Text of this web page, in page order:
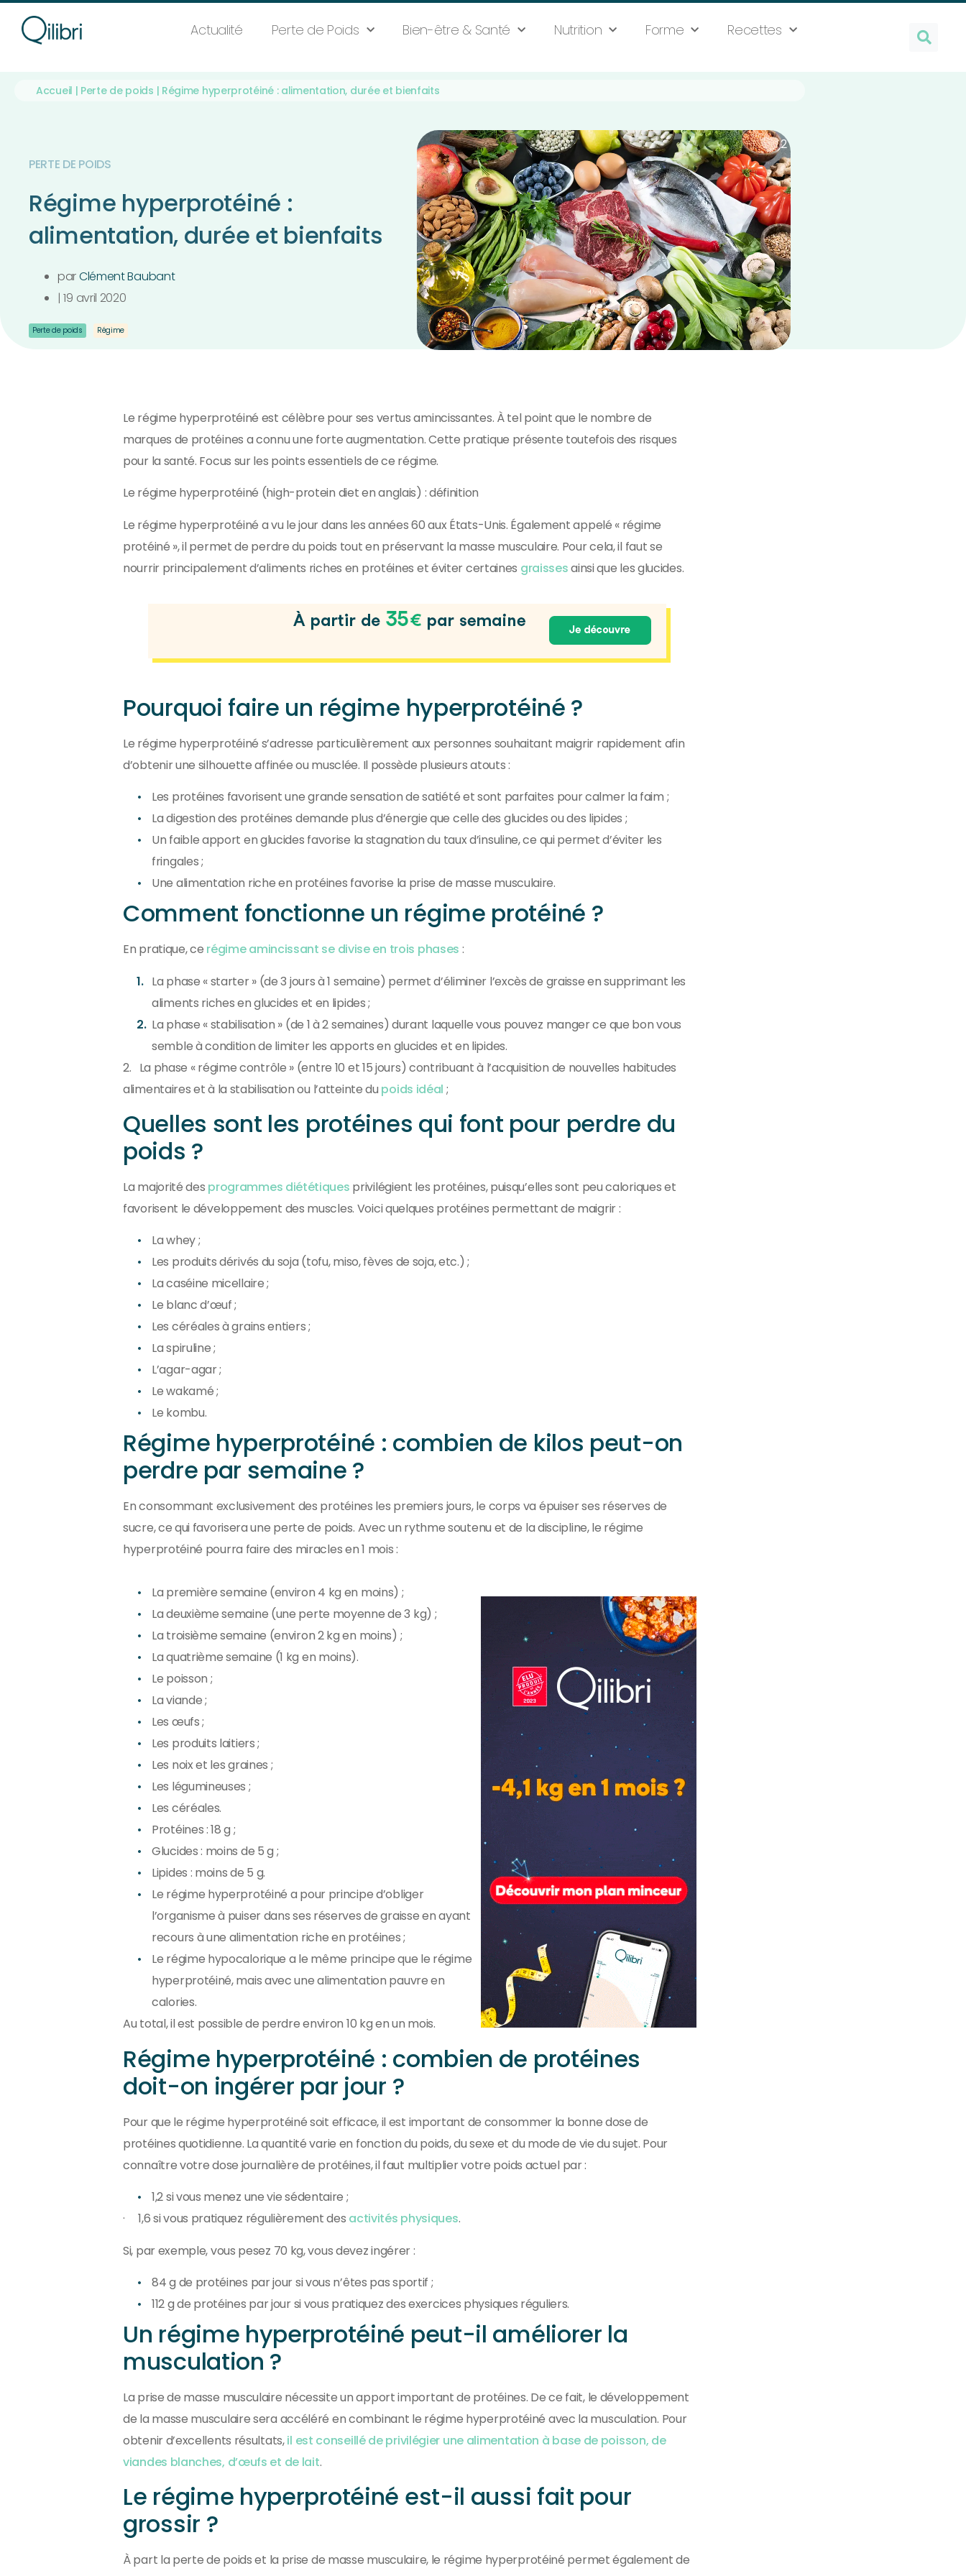
Actualité Perte de Poids Bien-être & Santé Nutrition Forme Recettes
Accueil | Perte de poids | Régime hyperprotéiné : alimentation, durée et bienfaits
PERTE DE POIDS
Régime hyperprotéiné :
alimentation, durée et bienfaits
parClément Baubant
| 19 avril 2020
Perte de poids Régime
2
Le régime hyperprotéiné est célèbre pour ses vertus amincissantes. À tel point que le nombre de
marques de protéines a connu une forte augmentation. Cette pratique présente toutefois des risques
pour la santé. Focus sur les points essentiels de ce régime.
Le régime hyperprotéiné (high-protein diet en anglais) : définition
Le régime hyperprotéiné a vu le jour dans les années 60 aux États-Unis. Également appelé « régime
protéiné », il permet de perdre du poids tout en préservant la masse musculaire. Pour cela, il faut se
nourrir principalement d’aliments riches en protéines et éviter certaines graissesainsi que les glucides.
Pourquoi faire un régime hyperprotéiné ?
Le régime hyperprotéiné s’adresse particulièrement aux personnes souhaitant maigrir rapidement afin
d’obtenir une silhouette affinée ou musclée. Il possède plusieurs atouts :
Les protéines favorisent une grande sensation de satiété et sont parfaites pour calmer la faim ;
La digestion des protéines demande plus d’énergie que celle des glucides ou des lipides ;
Un faible apport en glucides favorise la stagnation du taux d’insuline, ce qui permet d’éviter les
fringales ;
Une alimentation riche en protéines favorise la prise de masse musculaire.
Comment fonctionne un régime protéiné ?
En pratique, ce régime amincissant se divise en trois phases :
La phase « starter » (de 3 jours à 1 semaine) permet d’éliminer l’excès de graisse en supprimant les
aliments riches en glucides et en lipides ;
La phase « stabilisation » (de 1 à 2 semaines) durant laquelle vous pouvez manger ce que bon vous
semble à condition de limiter les apports en glucides et en lipides.
2. La phase « régime contrôle » (entre 10 et 15 jours) contribuant à l’acquisition de nouvelles habitudes
alimentaires et à la stabilisation ou l’atteinte du poids idéal ;
Quelles sont les protéines qui font pour perdre du
poids ?
La majorité des programmes diététiques privilégient les protéines, puisqu’elles sont peu caloriques et
favorisent le développement des muscles. Voici quelques protéines permettant de maigrir :
La whey ;
Les produits dérivés du soja (tofu, miso, fèves de soja, etc.) ;
La caséine micellaire ;
Le blanc d’œuf ;
Les céréales à grains entiers ;
La spiruline ;
L’agar-agar ;
Le wakamé ;
Le kombu.
Régime hyperprotéiné : combien de kilos peut-on
perdre par semaine ?
En consommant exclusivement des protéines les premiers jours, le corps va épuiser ses réserves de
sucre, ce qui favorisera une perte de poids. Avec un rythme soutenu et de la discipline, le régime
hyperprotéiné pourra faire des miracles en 1 mois :
La première semaine (environ 4 kg en moins) ;
La deuxième semaine (une perte moyenne de 3 kg) ;
La troisième semaine (environ 2 kg en moins) ;
La quatrième semaine (1 kg en moins).
Le poisson ;
La viande ;
Les œufs ;
Les produits laitiers ;
Les noix et les graines ;
Les légumineuses ;
Les céréales.
Protéines : 18 g ;
Glucides : moins de 5 g ;
Lipides : moins de 5 g.
Le régime hyperprotéiné a pour principe d’obliger
l’organisme à puiser dans ses réserves de graisse en ayant
recours à une alimentation riche en protéines ;
Le régime hypocalorique a le même principe que le régime
hyperprotéiné, mais avec une alimentation pauvre en
calories.
Au total, il est possible de perdre environ 10 kg en un mois.
Régime hyperprotéiné : combien de protéines
doit-on ingérer par jour ?
Pour que le régime hyperprotéiné soit efficace, il est important de consommer la bonne dose de
protéines quotidienne. La quantité varie en fonction du poids, du sexe et du mode de vie du sujet. Pour
connaître votre dose journalière de protéines, il faut multiplier votre poids actuel par :
1,2 si vous menez une vie sédentaire ;
· 1,6 si vous pratiquez régulièrement des activités physiques.
Si, par exemple, vous pesez 70 kg, vous devez ingérer :
84 g de protéines par jour si vous n’êtes pas sportif ;
112 g de protéines par jour si vous pratiquez des exercices physiques réguliers.
Un régime hyperprotéiné peut-il améliorer la
musculation ?
La prise de masse musculaire nécessite un apport important de protéines. De ce fait, le développement
de la masse musculaire sera accéléré en combinant le régime hyperprotéiné avec la musculation. Pour
obtenir d’excellents résultats,il est conseillé de privilégier une alimentation à base de poisson, de
viandes blanches, d’œufs et de lait.
Le régime hyperprotéiné est-il aussi fait pour
grossir ?
À part la perte de poids et la prise de masse musculaire, le régime hyperprotéiné permet également de